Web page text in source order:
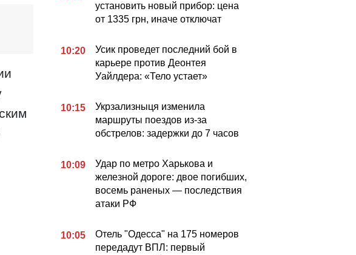
установить новый прибор: цена
от 1335 грн, иначе отключат
10:20
Усик проведет последний бой в
карьере против Деонтея
Уайлдера: «Тело устает»
10:15
Укрзализныця изменила
маршруты поездов из-за
обстрелов: задержки до 7 часов
10:09
Удар по метро Харькова и
железной дороге: двое погибших,
восемь раненых — последствия
атаки РФ
10:05
Отель "Одесса" на 175 номеров
передадут ВПЛ: первый